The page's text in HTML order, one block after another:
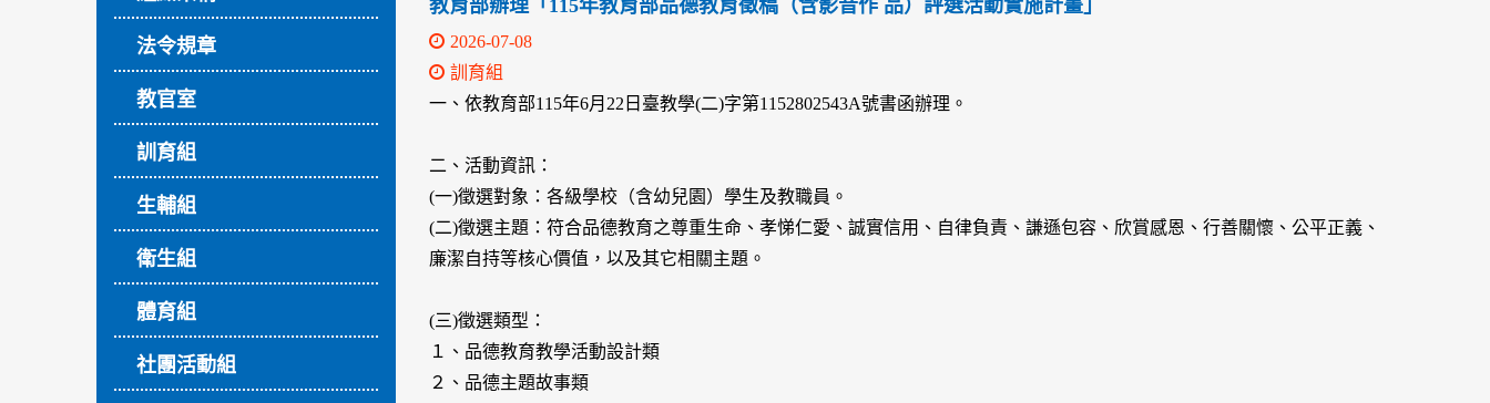
法令規章
教官室
訓育組
生輔組
衛生組
體育組
社團活動組
教育部辦理「115年教育部品德教育徵稿（含影音作 品）評選活動實施計畫」
2026-07-08
訓育組
一、依教育部115年6月22日臺教學(二)字第1152802543A號書函辦理。
二、活動資訊：
(一)徵選對象：各級學校（含幼兒園）學生及教職員。
(二)徵選主題：符合品德教育之尊重生命、孝悌仁愛、誠實信用、自律負責、謙遜包容、欣賞感恩、行善關懷、公平正義、
廉潔自持等核心價值，以及其它相關主題。
(三)徵選類型：
１、品德教育教學活動設計類
２、品德主題故事類